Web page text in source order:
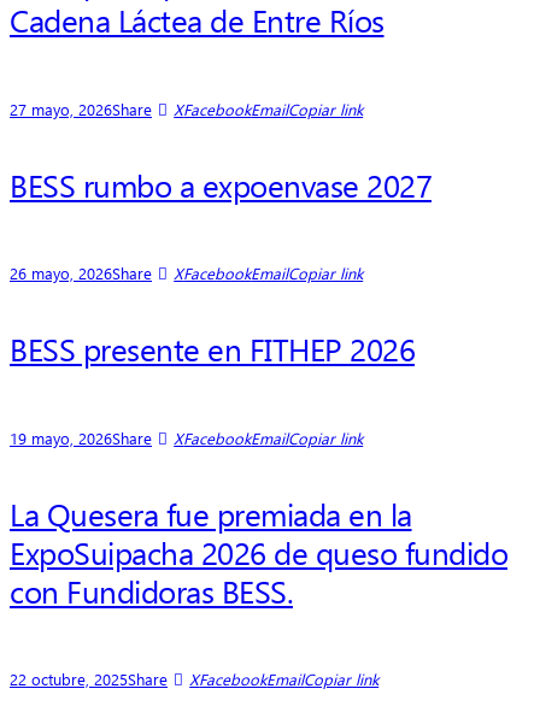
Cadena Láctea de Entre Ríos
27 mayo, 2026Share XFacebookEmailCopiar link
BESS rumbo a expoenvase 2027
26 mayo, 2026Share XFacebookEmailCopiar link
BESS presente en FITHEP 2026
19 mayo, 2026Share XFacebookEmailCopiar link
La Quesera fue premiada en la
ExpoSuipacha 2026 de queso fundido
con Fundidoras BESS.
22 octubre, 2025Share XFacebookEmailCopiar link